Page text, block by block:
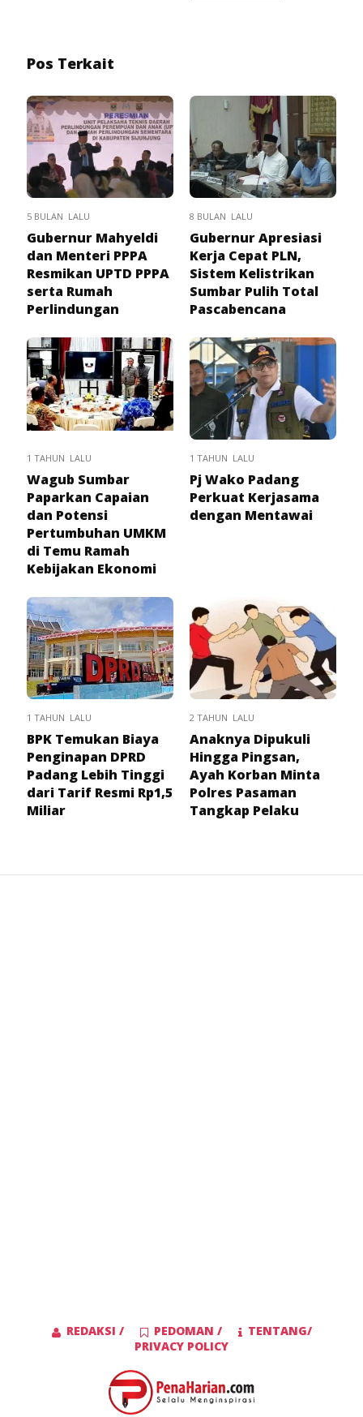
Pos Terkait
5 BULAN LALU
Gubernur Mahyeldi
dan Menteri PPPA
Resmikan UPTD PPPA
serta Rumah
Perlindungan
8 BULAN LALU
Gubernur Apresiasi
Kerja Cepat PLN,
Sistem Kelistrikan
Sumbar Pulih Total
Pascabencana
1 TAHUN LALU
Wagub Sumbar
Paparkan Capaian
dan Potensi
Pertumbuhan UMKM
di Temu Ramah
Kebijakan Ekonomi
1 TAHUN LALU
Pj Wako Padang
Perkuat Kerjasama
dengan Mentawai
1 TAHUN LALU
BPK Temukan Biaya
Penginapan DPRD
Padang Lebih Tinggi
dari Tarif Resmi Rp1,5
Miliar
2 TAHUN LALU
Anaknya Dipukuli
Hingga Pingsan,
Ayah Korban Minta
Polres Pasaman
Tangkap Pelaku
REDAKSI / PEDOMAN /
TENTANG/
PRIVACY POLICY